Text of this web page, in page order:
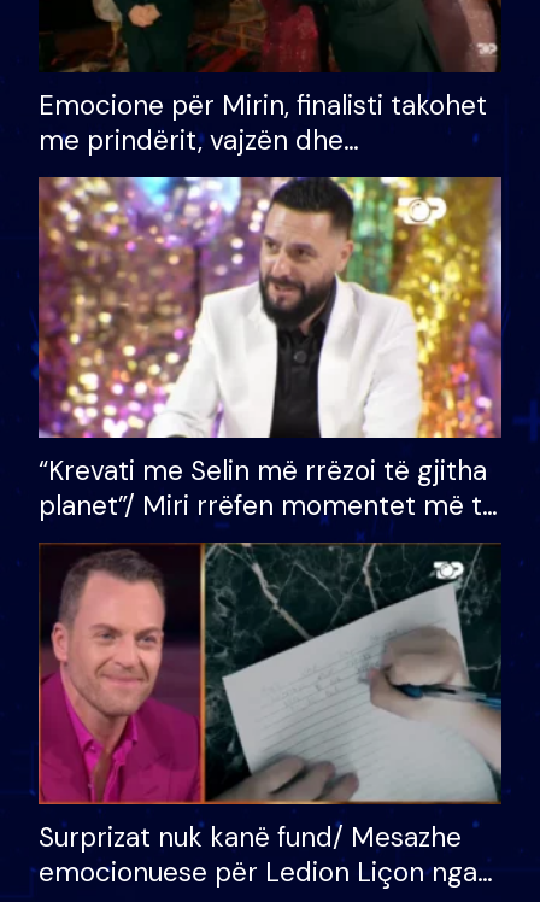
Emocione për Mirin, finalisti takohet
me prindërit, vajzën dhe
bashkëshorten: S’kemi ndonjë letër
divorci apo jo?
“Krevati me Selin më rrëzoi të gjitha
planet”/ Miri rrëfen momentet më të
bukura në shtëpinë e BB VIP: Do më
mungojë zilja e mëngjesit kur…
Surprizat nuk kanë fund/ Mesazhe
emocionuese për Ledion Liçon nga